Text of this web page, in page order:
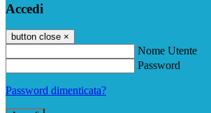
Accedi
button close ×
Nome Utente
Password
Password dimenticata?